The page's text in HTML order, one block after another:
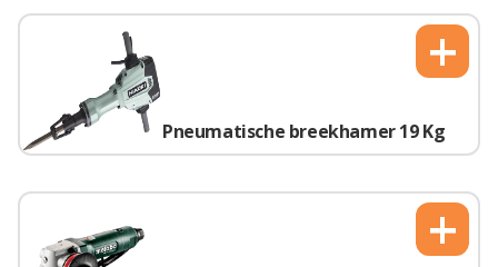
Pneumatische breekhamer 19 Kg
+
+